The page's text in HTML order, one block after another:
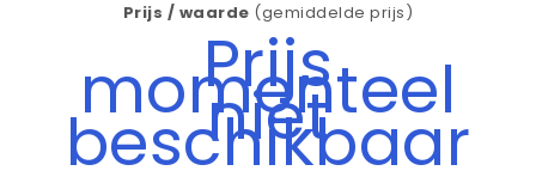
Prijs / waarde (gemiddelde prijs)
Prijs
momenteel
niet
beschikbaar